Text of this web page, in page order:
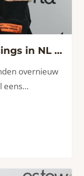
Influencer Ayleen, facings in NL niet mooi gedaan. Nu wel!
overnieuw
eens
mooier. De
gedaan.